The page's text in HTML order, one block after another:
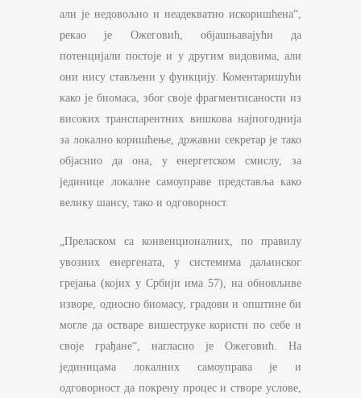
али је недовољно и неадекватно искоришћена“,
рекао је Ожеговић, објашњавајући да
потенцијали постоје и у другим видовима, али
они нису стављени у функцију. Коментаришући
како је биомаса, због своје фрагментисаности из
високих транспарентних вишкова најпогоднија
за локално коришћење, државни секретар је тако
објаснио да она, у енергетском смислу, за
јединице локалне самоуправе представља како
велику шансу, тако и одговорност.
„Преласком са конвенционалних, по правилу
увозних енергената, у системима даљинског
грејања (којих у Србији има 57), на обновљиве
изворе, односно биомасу, градови и општине би
могле да остваре вишеструке користи по себе и
своје грађане“, нагласио је Ожеговић. На
јединицама локалних самоуправа је и
одговорност да покрену процес и створе услове,